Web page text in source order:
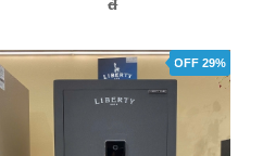
Trọng lượng:
Giá: 13,790,000 đ
19,002,600
GIỎ HÀNG